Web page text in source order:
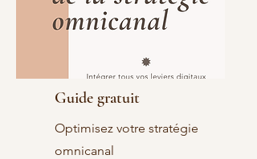
Guide gratuit
Optimisez votre stratégie
omnicanal